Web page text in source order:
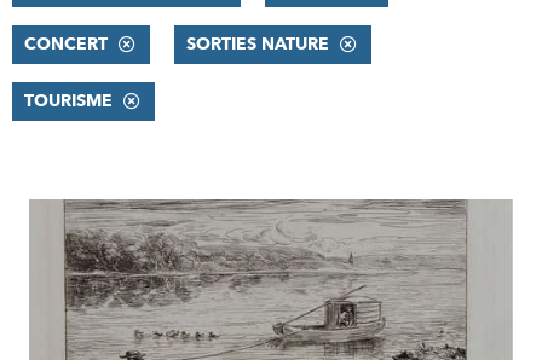
CONCERT SORTIES NATURE
TOURISME
RÉSULTATS